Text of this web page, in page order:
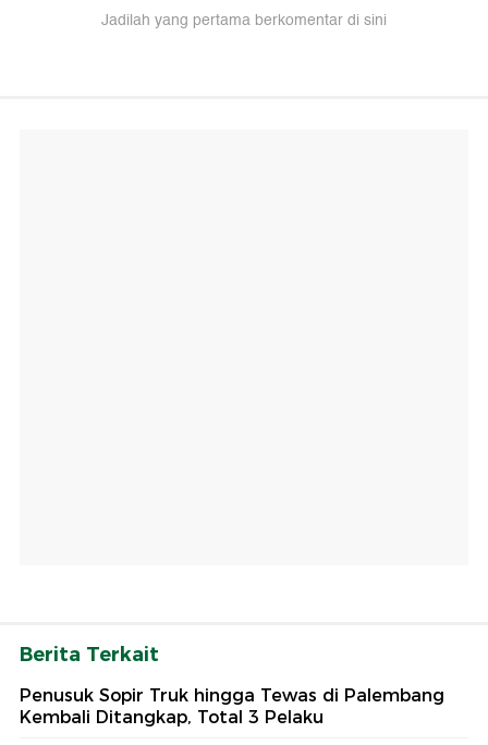
Jadilah yang pertama berkomentar di sini
Berita Terkait
Penusuk Sopir Truk hingga Tewas di Palembang
Kembali Ditangkap, Total 3 Pelaku